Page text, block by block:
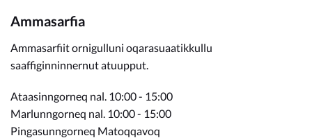
Ammasarfia
Ammasarfiit ornigulluni oqarasuaatikkullu
saaffiginninnernut atuupput.
Ataasinngorneq nal. 10:00 - 15:00
Marlunngorneq nal. 10:00 - 15:00
Pingasunngorneq Matoqqavoq